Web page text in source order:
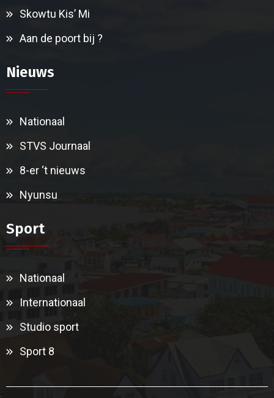
Skowtu Kis’ Mi
Aan de poort bij ?
Nieuws
Nationaal
STVS Journaal
8-er ‘t nieuws
Nyunsu
Sport
Nationaal
Internationaal
Studio sport
Sport 8